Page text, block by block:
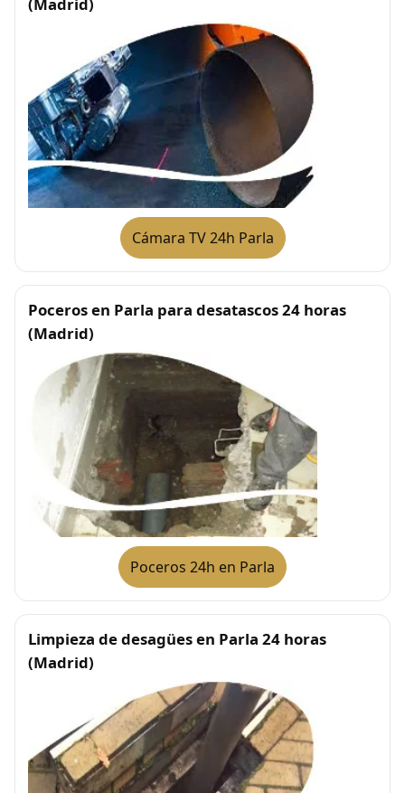
(Madrid)
Cámara TV 24h Parla
Poceros en Parla para desatascos 24 horas
(Madrid)
Poceros 24h en Parla
Limpieza de desagües en Parla 24 horas
(Madrid)